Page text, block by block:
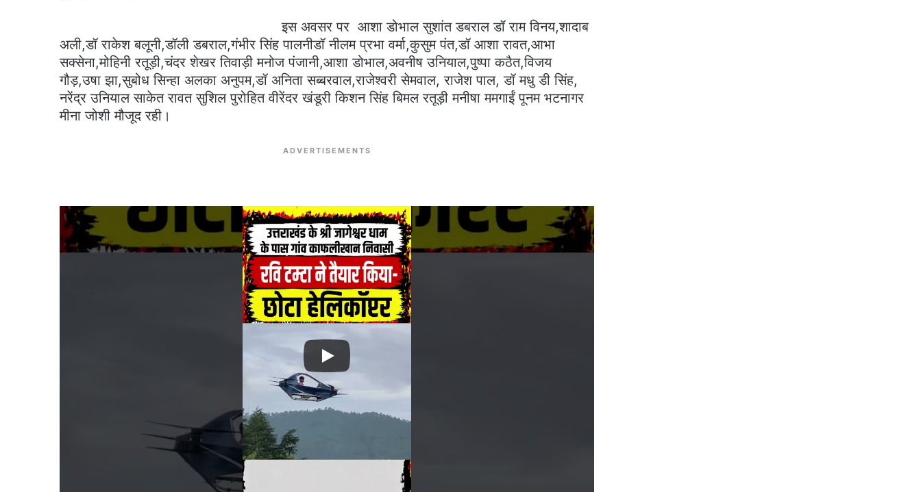
इस अवसर पर आशा डोभाल सुशांत डबराल डॉ राम विनय,शादाब
अली,डॉ राकेश बलूनी,डॉली डबराल,गंभीर सिंह पालनीडॉ नीलम प्रभा वर्मा,कुसुम पंत,डॉ आशा रावत,आभा
सक्सेना,मोहिनी रतूड़ी,चंदर शेखर तिवाड़ी मनोज पंजानी,आशा डोभाल,अवनीष उनियाल,पुष्पा कठैत,विजय
गौड़,उषा झा,सुबोध सिन्हा अलका अनुपम,डॉ अनिता सब्बरवाल,राजेश्वरी सेमवाल, राजेश पाल, डॉ मधु डी सिंह,
नरेंद्र उनियाल साकेत रावत सुशिल पुरोहित वीरेंदर खंडूरी किशन सिंह बिमल रतूड़ी मनीषा ममगाईं पूनम भटनागर
मीना जोशी मौजूद रही।
ADVERTISEMENTS